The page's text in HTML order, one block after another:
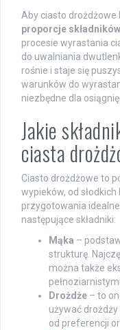
Aby ciasto drożdżowe
proporcje składników
procesie wyrastania
do uwalniania
rośnie i staje się
warunków do
niezbędne dla
Jakie
ciasta
Ciasto drożdżowe to
wypieków, od
przygotowania
następujące składniki:
Mąka –
strukturę.
można także
Drożdże – to
używać
od preferencji